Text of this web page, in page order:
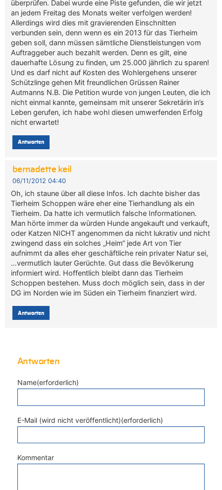
überprüfen. Dabei wurde eine Piste gefunden, die wir jetzt
an jedem Freitag des Monats weiter verfolgen werden!
Allerdings wird dies mit gravierenden Einschnitten
verbunden sein, denn wenn es ein 2013 für das Tierheim
geben soll, dann müssen sämtliche Dienstleistungen vom
Auftraggeber auch bezahlt werden. Denn es gilt, eine
dauerhafte Lösung zu finden, um 25.000 jährlich zu sparen!
Und es darf nicht auf Kosten des Wohlergehens unserer
Schützlinge gehen Mit freundlichen Grüssen Rainer
Autmanns N.B. Die Petition wurde von jungen Leuten, die ich
nicht einmal kannte, gemeinsam mit unserer Sekretärin in’s
Leben gerufen, ich habe wohl diesen umwerfenden Erfolg
nicht erwartet!
Antworten
bernadette keil
06/11/2012 04:40
Oh, ich staune über all diese Infos. Ich dachte bisher das
Tierheim Schoppen wäre eher eine Tierhandlung als ein
Tierheim. Da hatte ich vermutlich falsche Informationen.
Man hörte immer da würden Hunde angekauft und verkauft,
oder Katzen NICHT angenommen da nicht lukrativ und nicht
zwingend dass ein solches „Heim“ jede Art von Tier
aufnimmt da alles eher geschäftliche rein privater Natur sei,
…vermutlich lauter Gerüchte. Gut dass die Bevölkerung
informiert wird. Hoffentlich bleibt dann das Tierheim
Schoppen bestehen. Muss doch möglich sein, dass in der
DG im Norden wie im Süden ein Tierheim finanziert wird.
Antworten
Antworten
Name(erforderlich)
E-Mail (wird nicht veröffentlicht)(erforderlich)
Kommentar